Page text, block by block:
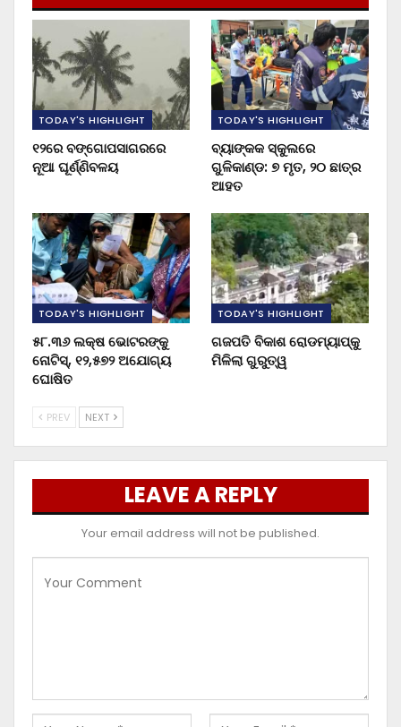
TODAY'S HIGHLIGHT
୧୨ରେ ବଙ୍ଗୋପସାଗରରେ
ନୂଆ ଘୂର୍ଣ୍ଣିବଳୟ
TODAY'S HIGHLIGHT
ବ୍ୟାଙ୍କକ ସ୍କୁଲରେ
ଗୁଳିକାଣ୍ଡ: ୭ ମୃତ, ୨୦ ଛାତ୍ର
ଆହତ
TODAY'S HIGHLIGHT
୫୮.୩୬ ଲକ୍ଷ ଭୋଟରଙ୍କୁ
ନୋଟିସ୍‌, ୧୨,୫୭୨ ଅଯୋଗ୍ୟ
ଘୋଷିତ
TODAY'S HIGHLIGHT
ଗଜପତି ବିକାଶ ରୋଡମ୍ୟାପ୍‌କୁ
ମିଳିଲା ଗୁରୁତ୍ୱ
PREV NEXT
LEAVE A REPLY
Your email address will not be published.